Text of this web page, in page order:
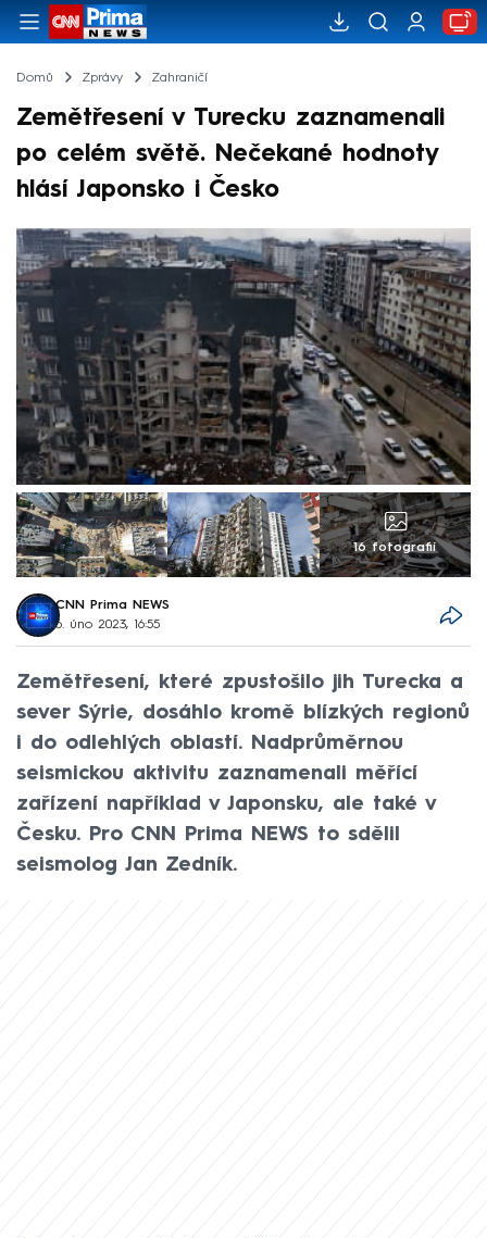
Domů Zprávy Zahraničí
Zemětřesení v Turecku zaznamenali
po celém světě. Nečekané hodnoty
hlásí Japonsko i Česko
16 fotografií
CNN Prima NEWS
6. úno 2023, 16:55
Zemětřesení, které zpustošilo jih Turecka a
sever Sýrie, dosáhlo kromě blízkých regionů
i do odlehlých oblastí. Nadprůměrnou
seismickou aktivitu zaznamenali měřící
zařízení například v Japonsku, ale také v
Česku. Pro CNN Prima NEWS to sdělil
seismolog Jan Zedník.